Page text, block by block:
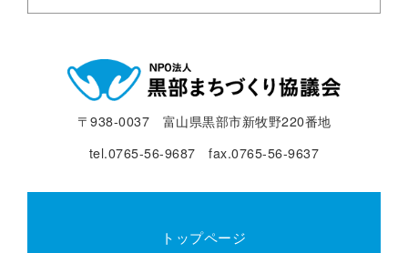
〒938-0037 富山県黒部市新牧野220番地
tel.0765-56-9687 fax.0765-56-9637
トップページ